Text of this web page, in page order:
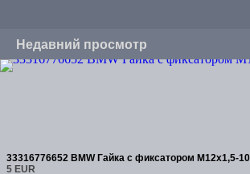
Недавний просмотр
33316776652 BMW Гайка с фиксатором M12x1,5-
5 EUR